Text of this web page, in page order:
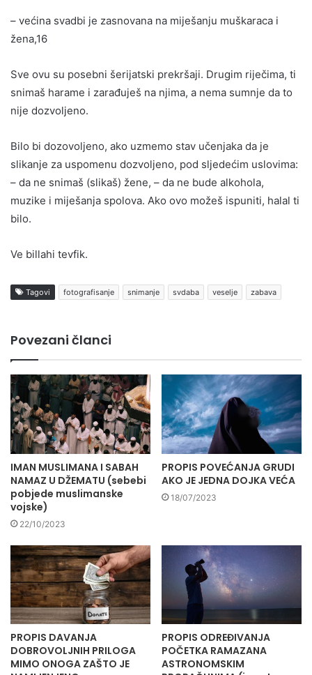
– većina svadbi je zasnovana na miješanju muškaraca i
žena,16
Sve ovu su posebni šerijatski prekršaji. Drugim riječima, ti
snimaš harame i zarađuješ na njima, a nema sumnje da to
nije dozvoljeno.
Bilo bi dozovoljeno, ako uzmemo stav učenjaka da je
slikanje za uspomenu dozvoljeno, pod sljedećim uslovima:
– da ne snimaš (slikaš) žene, – da ne bude alkohola,
muzike i miješanja spolova. Ako ovo možeš ispuniti, halal ti
bilo.
Ve billahi tevfik.
Tagovi fotografisanje snimanje svdaba veselje zabava
Povezani članci
IMAN MUSLIMANA I SABAH
NAMAZ U DŽEMATU (sebebi
pobjede muslimanske
vojske)
22/10/2023
PROPIS POVEĆANJA GRUDI
AKO JE JEDNA DOJKA VEĆA
18/07/2023
PROPIS DAVANJA
DOBROVOLJNIH PRILOGA
MIMO ONOGA ZAŠTO JE
PROPIS ODREĐIVANJA
POČETKA RAMAZANA
ASTRONOMSKIM